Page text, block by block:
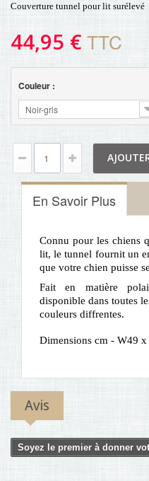
Couverture tunnel pour lit surélevé
44,95 € TTC
Couleur :
Noir-gris
En Savoir Plus
Connu pour les chiens
lit, le tunnel fournit un
que votre chien puisse
Fait en matière
disponible dans toutes
couleurs diffrentes.
Dimensions cm - W49
Avis
Soyez le premier à donner